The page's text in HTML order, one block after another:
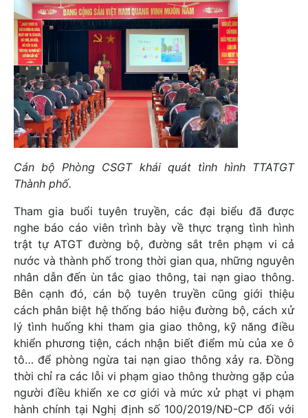
Cán bộ Phòng CSGT khái quát tình hình TTATGT
Thành phố.
Tham gia buổi tuyên truyền, các đại biểu đã được
nghe báo cáo viên trình bày về thực trạng tình hình
trật tự ATGT đường bộ, đường sắt trên phạm vi cả
nước và thành phố trong thời gian qua, những nguyên
nhân dẫn đến ùn tắc giao thông, tai nạn giao thông.
Bên cạnh đó, cán bộ tuyên truyền cũng giới thiệu
cách phân biệt hệ thống báo hiệu đường bộ, cách xử
lý tình huống khi tham gia giao thông, kỹ năng điều
khiển phương tiện, cách nhận biết điểm mù của xe ô
tô… để phòng ngừa tai nạn giao thông xảy ra. Đồng
thời chỉ ra các lỗi vi phạm giao thông thường gặp của
người điều khiển xe cơ giới và mức xử phạt vi phạm
hành chính tại Nghị định số 100/2019/NĐ-CP đối với